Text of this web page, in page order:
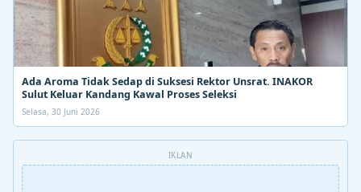
Ada Aroma Tidak Sedap di Suksesi Rektor Unsrat. INAKOR
Sulut Keluar Kandang Kawal Proses Seleksi
Selasa, 30 Juni 2026
IKLAN